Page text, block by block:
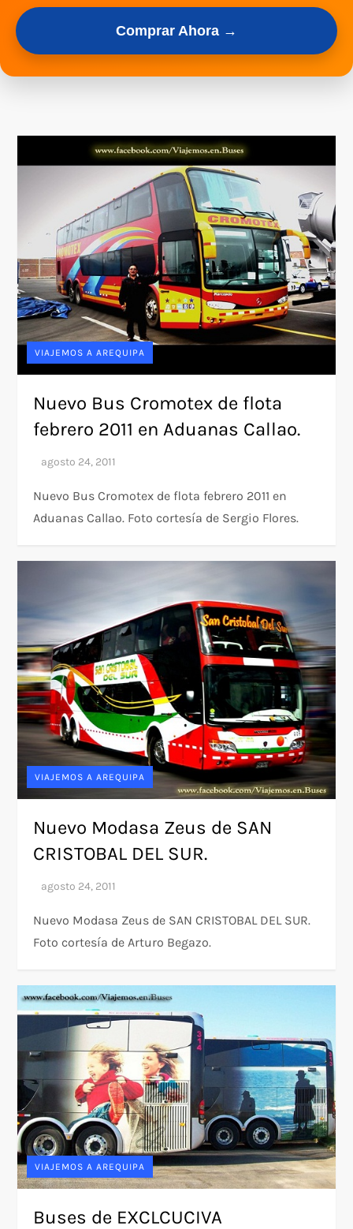
Comprar Ahora →
VIAJEMOS A AREQUIPA
Nuevo Bus Cromotex de flota
febrero 2011 en Aduanas Callao.
Nuevo Bus Cromotex de flota febrero 2011 en
Aduanas Callao. Foto cortesía de Sergio Flores.
VIAJEMOS A AREQUIPA
Nuevo Modasa Zeus de SAN
CRISTOBAL DEL SUR.
Nuevo Modasa Zeus de SAN CRISTOBAL DEL SUR.
Foto cortesía de Arturo Begazo.
VIAJEMOS A AREQUIPA
Buses de EXCLCUCIVA